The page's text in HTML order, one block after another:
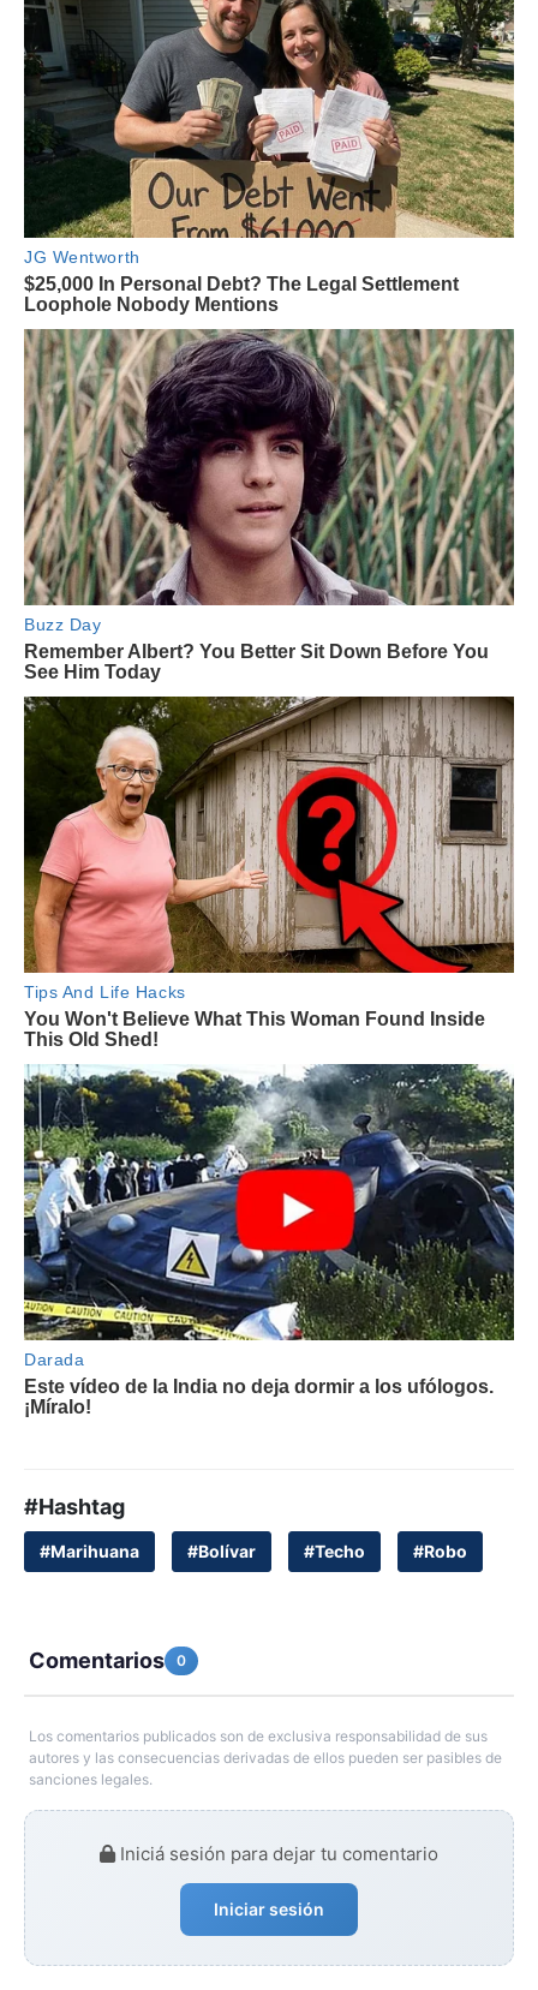
#Hashtag
#Marihuana #Bolívar #Techo #Robo
Comentarios 0
Los comentarios publicados son de exclusiva responsabilidad de sus
autores y las consecuencias derivadas de ellos pueden ser pasibles de
sanciones legales.
Iniciá sesión para dejar tu comentario
Iniciar sesión